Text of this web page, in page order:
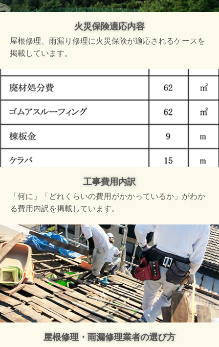
火災保険適応内容
屋根修理、雨漏り修理に火災保険が適応されるケースを
掲載しています。
工事費用内訳
「何に」「どれくらいの費用がかかっているか」がわか
る費用内訳を掲載しています。
屋根修理・雨漏修理業者の選び方